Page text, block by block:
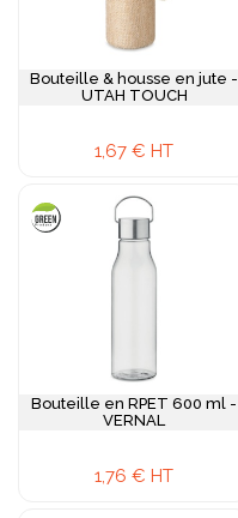
Bouteille & housse en jute -
UTAH TOUCH
1,67 € HT
Bouteille en RPET 600 ml -
VERNAL
1,76 € HT